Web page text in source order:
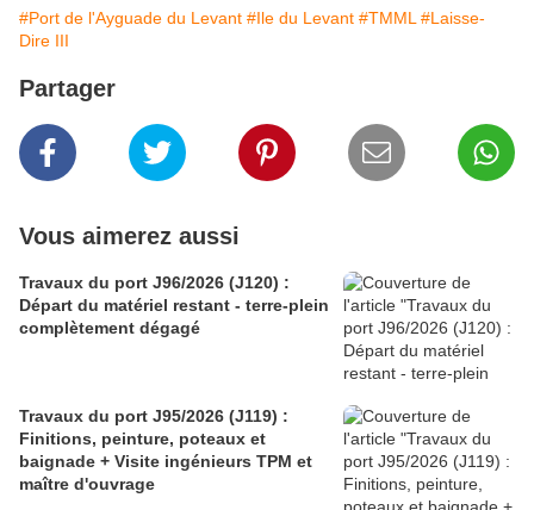
#Port de l'Ayguade du Levant #Ile du Levant #TMML #Laisse-
Dire III
Partager
Vous aimerez aussi
Travaux du port J96/2026 (J120) :
Départ du matériel restant - terre-plein
complètement dégagé
Travaux du port J95/2026 (J119) :
Finitions, peinture, poteaux et
baignade + Visite ingénieurs TPM et
maître d'ouvrage